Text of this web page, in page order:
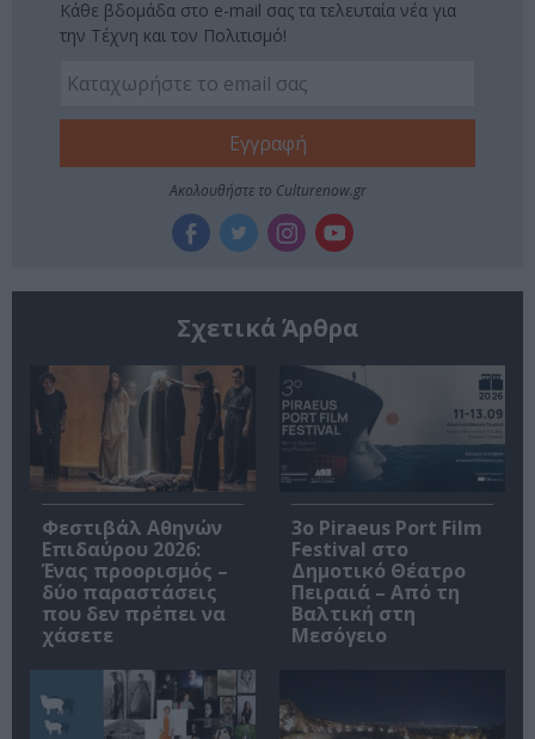
Κάθε βδομάδα στο e-mail σας τα τελευταία νέα για
την Τέχνη και τον Πολιτισμό!
Ακολουθήστε το Culturenow.gr
Σχετικά Άρθρα
Φεστιβάλ Αθηνών
Επιδαύρου 2026:
Ένας προορισμός –
δύο παραστάσεις
που δεν πρέπει να
χάσετε
3o Piraeus Port Film
Festival στο
Δημοτικό Θέατρο
Πειραιά – Από τη
Βαλτική στη
Μεσόγειο